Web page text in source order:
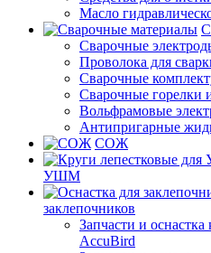
Масло
Сварочные
Проволока для
Сварочные
Сварочные горелки
Вольфрамовые
Антипригарные
СОЖ
УШМ
заклепочников
Запчасти и оснастка
AccuBird